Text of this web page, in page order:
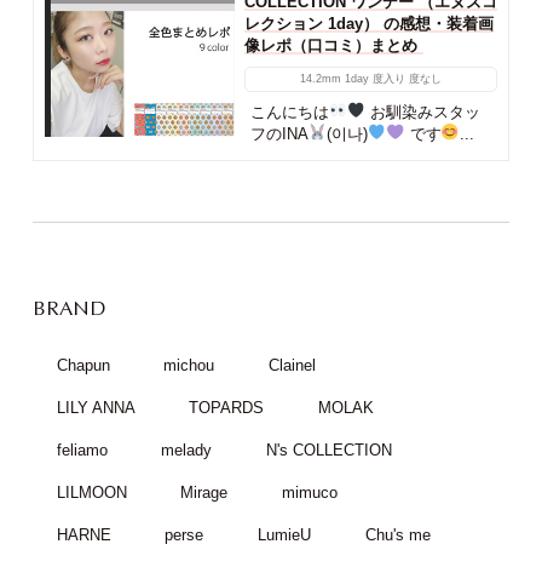
レクション 1day） の感想・装着画
像レポ（口コミ）まとめ
14.2mm 1day 度入り 度なし
こんにちは
お馴染みスタッ
フのINA
(이나) です
BRAND
Chapun michou Clainel
LILY ANNA TOPARDS MOLAK
feliamo melady N's COLLECTION
LILMOON Mirage mimuco
HARNE perse LumieU Chu's me